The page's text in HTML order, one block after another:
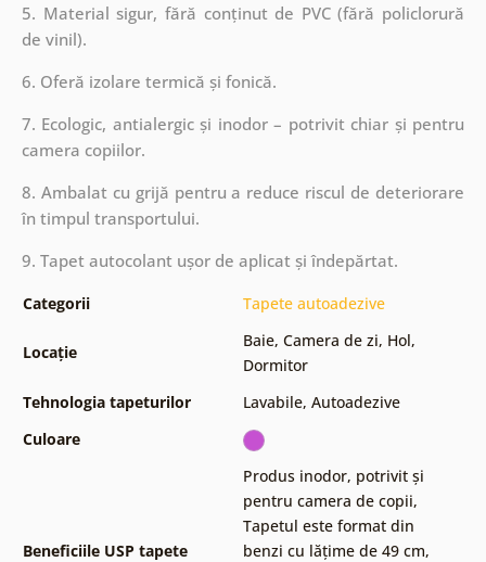
5. Material sigur, fără conținut de PVC (fără policlorură
de vinil).
6. Oferă izolare termică și fonică.
7. Ecologic, antialergic și inodor – potrivit chiar și pentru
camera copiilor.
8. Ambalat cu grijă pentru a reduce riscul de deteriorare
în timpul transportului.
9. Tapet autocolant ușor de aplicat și îndepărtat.
Categorii Tapete autoadezive
Locație
Baie, Camera de zi, Hol,
Dormitor
Tehnologia tapeturilor
Lavabile, Autoadezive
Culoare
Beneficiile USP tapete
Produs inodor, potrivit și
pentru camera de copii,
Tapetul este format din
benzi cu lățime de 49 cm,